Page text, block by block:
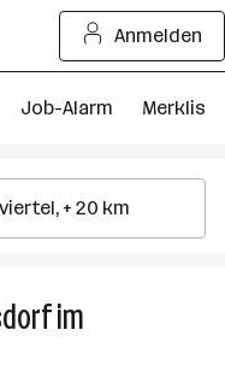
Anmelden
Job-Alarm Merkliste
im